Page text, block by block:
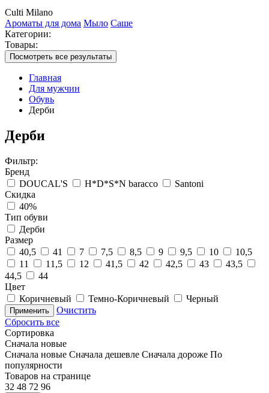
Culti Milano
Ароматы для дома Мыло Саше
Категории:
Товары:
Посмотреть все результаты
Главная
Для мужчин
Обувь
Дерби
Дерби
Фильтр:
Бренд
DOUCAL'S
H*D*S*N baracco
Santoni
Скидка
40%
Тип обуви
Дерби
Размер
40,5
41 7 7,5 8,5 9 9,5 10
10,5
11
11,5 12 41,5 42 42,5 43
43,5
44,5
44
Цвет
Коричневый
Темно-Коричневый Черный
Применить
Очистить
Сбросить все
Сортировка
Сначала новые
Сначала новые Сначала дешевле Сначала дороже По
популярности
Товаров на странице
32 48 72 96